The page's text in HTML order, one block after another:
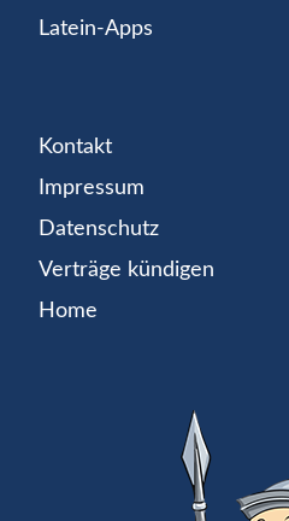
Latein-Apps
Kontakt
Impressum
Datenschutz
Verträge kündigen
Home